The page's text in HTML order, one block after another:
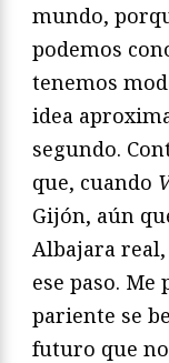
mundo,
podemos
tenemos
idea
segundo.
que, cuando
Gijón, aún
Albajara
ese paso.
pariente se
futuro que